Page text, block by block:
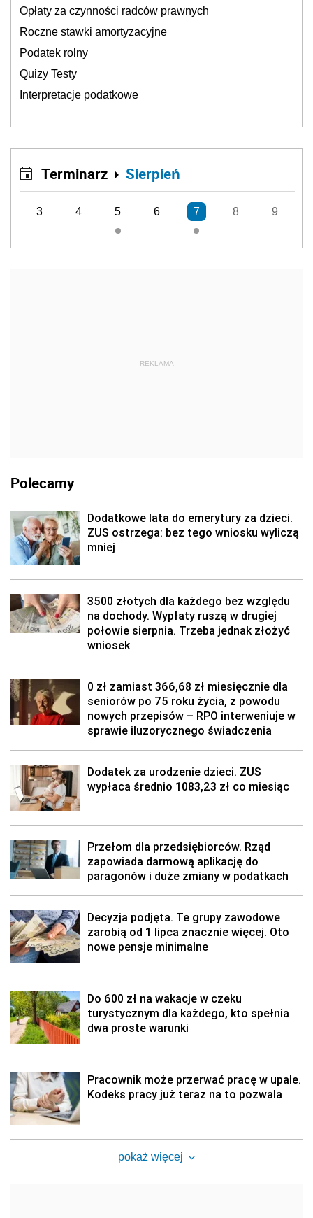
Opłaty za czynności radców prawnych
Roczne stawki amortyzacyjne
Podatek rolny
Quizy Testy
Interpretacje podatkowe
Terminarz Sierpień
3 4 5 6 7 8 9
REKLAMA
Polecamy
Dodatkowe lata do emerytury za dzieci.
ZUS ostrzega: bez tego wniosku wyliczą
mniej
3500 złotych dla każdego bez względu
na dochody. Wypłaty ruszą w drugiej
połowie sierpnia. Trzeba jednak złożyć
wniosek
0 zł zamiast 366,68 zł miesięcznie dla
seniorów po 75 roku życia, z powodu
nowych przepisów – RPO interweniuje w
sprawie iluzorycznego świadczenia
Dodatek za urodzenie dzieci. ZUS
wypłaca średnio 1083,23 zł co miesiąc
Przełom dla przedsiębiorców. Rząd
zapowiada darmową aplikację do
paragonów i duże zmiany w podatkach
Decyzja podjęta. Te grupy zawodowe
zarobią od 1 lipca znacznie więcej. Oto
nowe pensje minimalne
Do 600 zł na wakacje w czeku
turystycznym dla każdego, kto spełnia
dwa proste warunki
Pracownik może przerwać pracę w upale.
Kodeks pracy już teraz na to pozwala
pokaż więcej